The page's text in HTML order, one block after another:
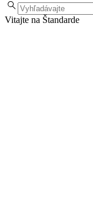
Vitajte na Štandarde